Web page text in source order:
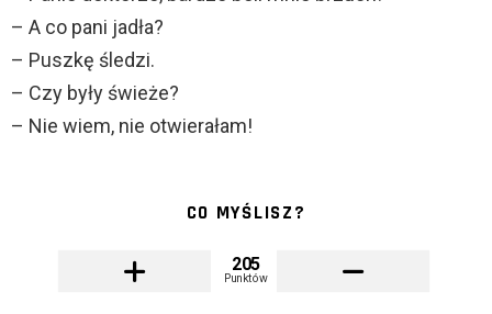
– A co pani jadła?
– Puszkę śledzi.
– Czy były świeże?
– Nie wiem, nie otwierałam!
CO MYŚLISZ?
205
Punktów